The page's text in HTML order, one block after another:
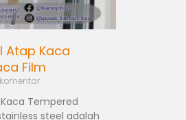
Atap Kaca
Film
Tempered
steel adalah